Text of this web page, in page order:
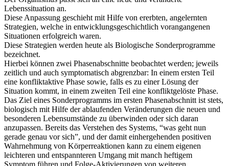
Lebenssituation an.
Diese Anpassung geschieht mit Hilfe von ererbten, angelernten
Strategien, welche in entwicklungsgeschichtlich vorangangenen
Situationen erfolgreich waren.
Diese Strategien werden heute als Biologische Sonderprogramme
bezeichnet.
Hierbei können zwei Phasenabschnitte beobachtet werden; jeweils
zeitlich und auch symptomatisch abgrenzbar: In einem ersten Teil
eine konfliktaktive Phase sowie, falls es zu einer Lösung der
Situation kommt, in einem zweiten Teil eine konfliktgelöste Phase.
Das Ziel eines Sonderprogramms im ersten Phasenabschnitt ist stets,
biologisch mit Hilfe der ablaufenden Veränderungen die neuen und
besonderen Lebensumstände zu überwinden oder sich daran
anzupassen. Bereits das Verstehen des Systems, “was geht nun
gerade genau vor sich”, und der damit einhergehenden positiven
Wahrnehmung von Körperreaktionen kann zu einem eigenen
leichteren und entspannteren Umgang mit manch heftigem
Symptom führen und Folge-Aktivierungen von weiteren